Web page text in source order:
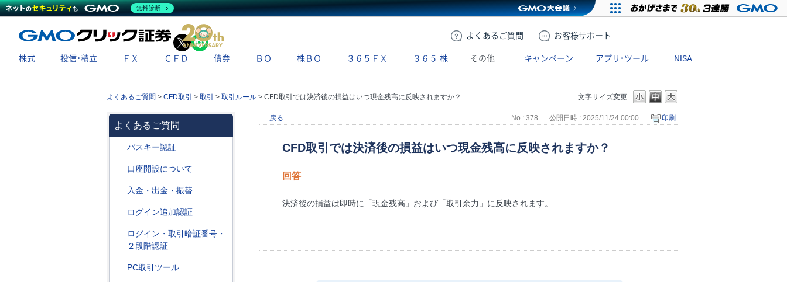
よくある ご質問 お客様サポート
X
株式 投信・積立 ＦＸ ＣＦＤ 債券 ＢＯ 株ＢＯ ３６５ＦＸ ３６５ 株 その他 キャンペーン アプリ・ツール NISA
文字サイズ変更
よくあるご質問 > CFD取引 > 取引 > 取引ルール > CFD取引では決済後の損益はいつ現金残高に反映されますか？
よくあるご質問
パスキー認証
口座開設について
入金・出金・振替
ログイン追加認証
ログイン・取引暗証番号・
２段階認証
PC取引ツール
戻る No : 378 公開日時 : 2025/11/24 00:00 印刷
CFD取引では決済後の損益はいつ現金残高に反映されますか？
回答
決済後の損益は即時に「現金残高」および「取引余力」に反映されます。
無料診断